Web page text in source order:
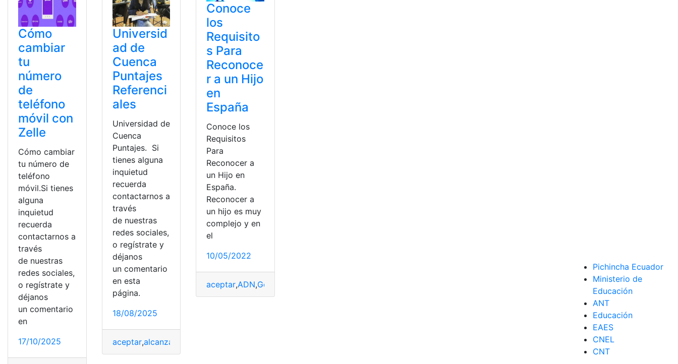
Cómo
cambiar
tu
número
de
teléfono
móvil con
Zelle
Cómo cambiar
tu número de
teléfono
móvil.Si tienes
alguna
inquietud
recuerda
contactarnos a
través
de nuestras
redes sociales,
o regístrate y
déjanos
un comentario
en
17/10/2025
Universid
ad de
Cuenca
Puntajes
Referenci
ales
Universidad de
Cuenca
Puntajes. Si
tienes alguna
inquietud
recuerda
contactarnos a
través
de nuestras
redes sociales,
o regístrate y
déjanos
un comentario
en esta
página.
18/08/2025
aceptar,alcanzar
Conoce
los
Requisito
s Para
Reconoce
r a un Hijo
en
España
Conoce los
Requisitos
Para
Reconocer a
un Hijo en
España.
Reconocer a
un hijo es muy
complejo y en
el
10/05/2022
aceptar,ADN,Genética
Pichincha Ecuador
Ministerio de
Educación
ANT
Educación
EAES
CNEL
CNT